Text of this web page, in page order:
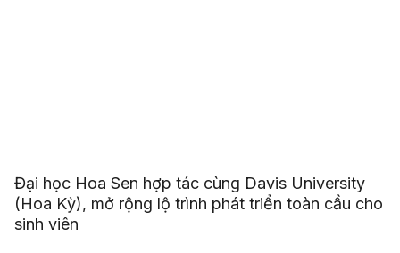
Đại học Hoa Sen hợp tác cùng Davis University
(Hoa Kỳ), mở rộng lộ trình phát triển toàn cầu cho
sinh viên